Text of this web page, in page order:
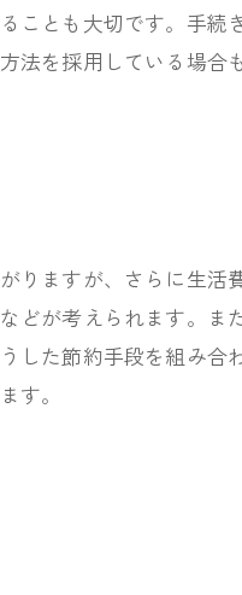
ことも大切です。手続
法を採用している場合
りますが、さらに生
どが考えられます。
した節約手段を組み
す。